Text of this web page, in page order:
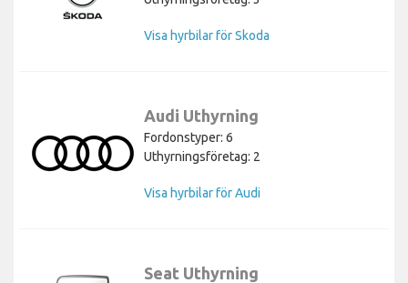
Visa hyrbilar för Skoda
Audi Uthyrning
Fordonstyper: 6
Uthyrningsföretag: 2
Visa hyrbilar för Audi
Seat Uthyrning